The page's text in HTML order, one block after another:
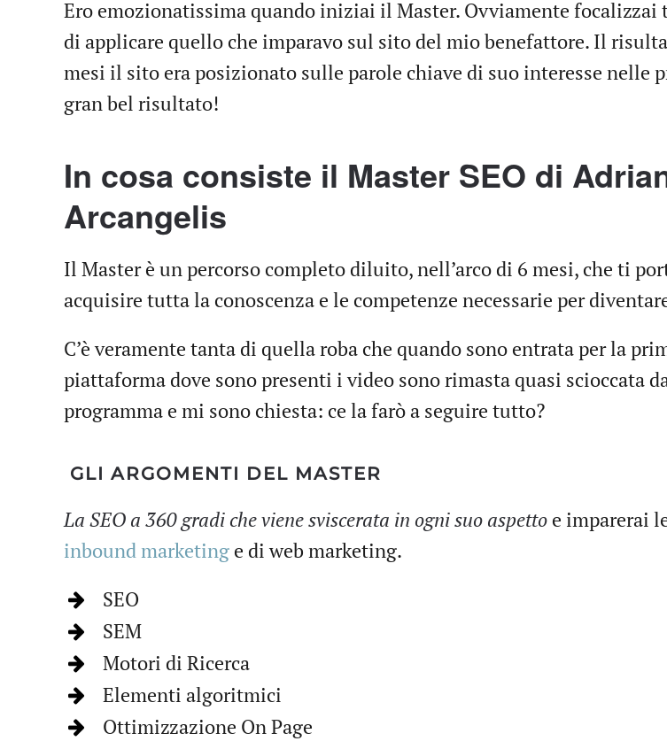
Ero emozionatissima quando iniziai il Master. Ovviamente
di applicare quello che imparavo sul sito del mio benefattore. Il
mesi il sito era posizionato sulle parole chiave di suo interesse nelle
gran bel risultato!
In cosa consiste il Master SEO di
Arcangelis
Il Master è un percorso completo diluito, nell’arco di 6 mesi, che ti
acquisire tutta la conoscenza e le competenze necessarie per
C’è veramente tanta di quella roba che quando sono entrata per la
piattaforma dove sono presenti i video sono rimasta quasi scioccata
programma e mi sono chiesta: ce la farò a seguire tutto?
GLI ARGOMENTI DEL MASTER
La SEO a 360 gradi che viene sviscerata in ogni suo aspetto e imparerai
inbound marketing e di web marketing.
SEO
SEM
Motori di Ricerca
Elementi algoritmici
Ottimizzazione On Page